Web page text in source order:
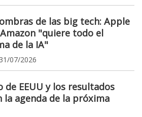
de las big tech: Apple
"quiere todo el
de la IA"
07/2026
de EEUU y los resultados
la agenda de la próxima